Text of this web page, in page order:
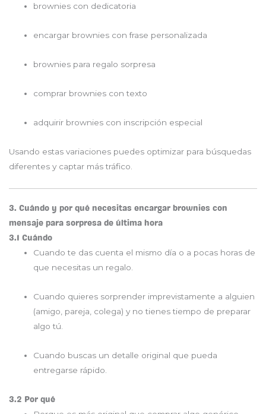
brownies con dedicatoria
encargar brownies con frase personalizada
brownies para regalo sorpresa
comprar brownies con texto
adquirir brownies con inscripción especial
Usando estas variaciones puedes optimizar para búsquedas
diferentes y captar más tráfico.
3. Cuándo y por qué necesitas encargar brownies con
mensaje para sorpresa de última hora
3.1 Cuándo
Cuando te das cuenta el mismo día o a pocas horas de
que necesitas un regalo.
Cuando quieres sorprender imprevistamente a alguien
(amigo, pareja, colega) y no tienes tiempo de preparar
algo tú.
Cuando buscas un detalle original que pueda
entregarse rápido.
3.2 Por qué